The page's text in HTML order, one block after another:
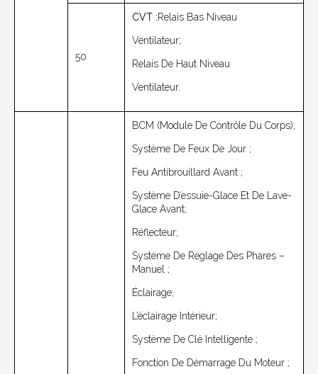
50
CVT :Relais Bas Niveau
Ventilateur;
Relais De Haut Niveau
Ventilateur.
BCM (module De Contrôle Du Corps);
Système De Feux De Jour ;
Feu Antibrouillard Avant ;
Système D’essuie-Glace Et De Lave-
Glace Avant;
Réflecteur;
Système De Réglage Des Phares –
Manuel ;
Éclairage;
L’éclairage Intérieur;
Système De Clé Intelligente ;
Fonction De Démarrage Du Moteur ;